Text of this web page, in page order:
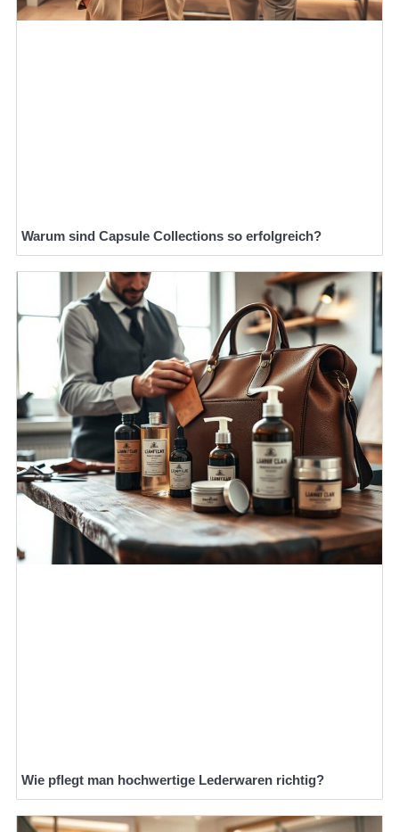
Warum sind Capsule Collections so erfolgreich?
Wie pflegt man hochwertige Lederwaren richtig?